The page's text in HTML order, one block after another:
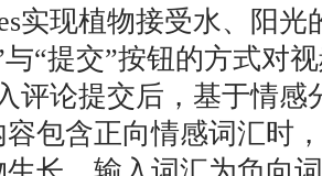
实现植物接受水、阳光
与“提交”按钮的方式对
评论提交后，基于情感
包含正向情感词汇时